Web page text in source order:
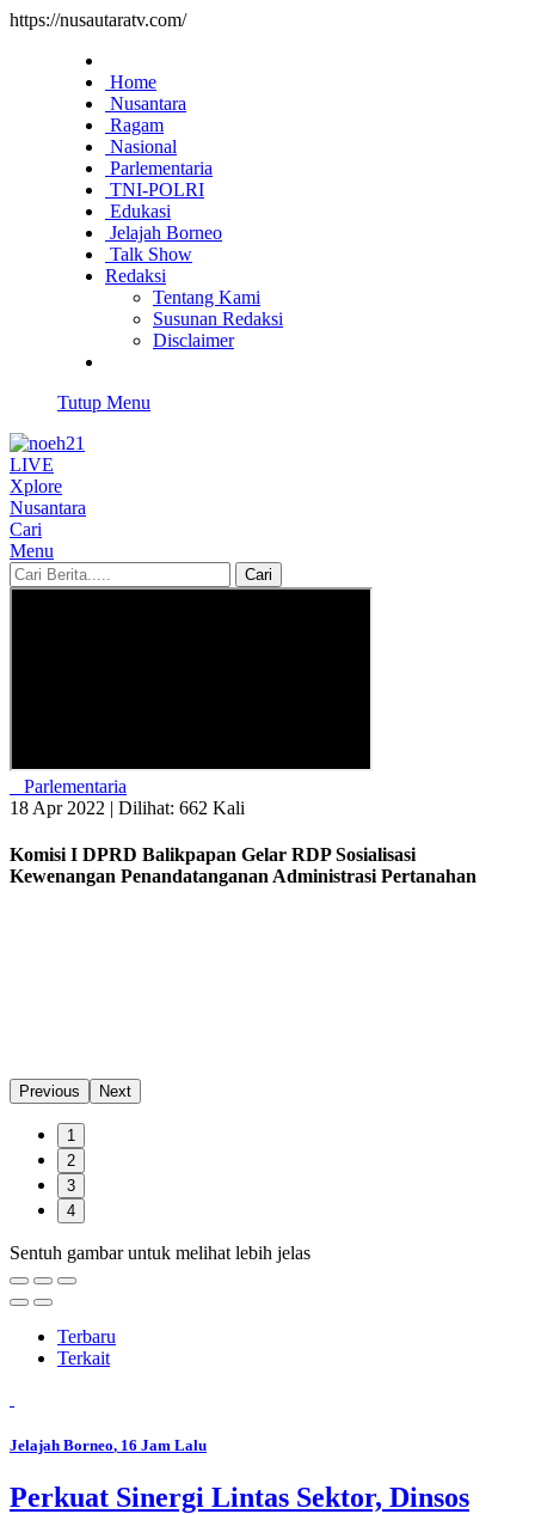
https://nusautaratv.com/
Home
Nusantara
Ragam
Nasional
Parlementaria
TNI-POLRI
Edukasi
Jelajah Borneo
Talk Show
Redaksi
Tentang Kami
Susunan Redaksi
Disclaimer
Tutup Menu
LIVE
Xplore
Nusantara
Cari
Menu
Cari
Parlementaria
18 Apr 2022 | Dilihat: 662 Kali
Komisi I DPRD Balikpapan Gelar RDP Sosialisasi
Kewenangan Penandatanganan Administrasi Pertanahan
Previous Next
1
2
3
4
Sentuh gambar untuk melihat lebih jelas
Terbaru
Terkait
Jelajah Borneo, 16 Jam Lalu
Perkuat Sinergi Lintas Sektor, Dinsos